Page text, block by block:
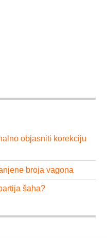
objasniti korekciju
broja vagona
šaha?